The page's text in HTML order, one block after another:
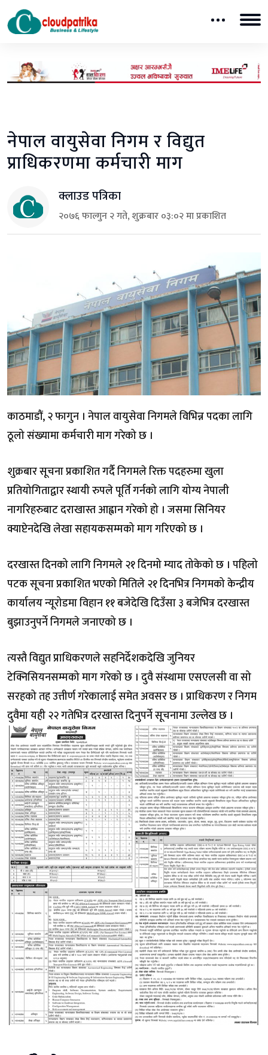
नेपाल वायुसेवा निगम र विद्युत
प्राधिकरणमा कर्मचारी माग
क्लाउड पत्रिका
२०७६ फाल्गुन २ गते, शुक्रबार ०३:०२ मा प्रकाशित
काठमाडौं, २ फागुन । नेपाल वायुसेवा निगमले विभिन्न पदका लागि
ठूलो संख्यामा कर्मचारी माग गरेको छ ।
शुक्रबार सूचना प्रकाशित गर्दै निगमले रिक्त पदहरुमा खुला
प्रतियोगिताद्वार स्थायी रुपले पूर्ति गर्नको लागि योग्य नेपाली
नागरिहरुबाट दराखास्त आह्वान गरेको हो । जसमा सिनियर
क्याप्टेनदेखि लेखा सहायकसम्मको माग गरिएको छ ।
दरखास्त दिनको लागि निगमले २१ दिनमो म्याद तोकेको छ । पहिलो
पटक सूचना प्रकाशित भएको मितिले २१ दिनभित्र निगमको केन्द्रीय
कार्यालय न्यूरोडमा विहान ११ बजेदेखि दिउँसा ३ बजेभित्र दरखास्त
बुझाउनुपर्ने निगमले जनाएको छ ।
त्यस्तै विद्युत प्राधिकरणले सहनिर्देशकदेखि जुनियर
टेक्निसियनसम्मको माग गरेको छ । दुवै संस्थामा एसएलसी वा सो
सरहको तह उत्तीर्ण गरेकालाई समेत अवसर छ । प्राधिकरण र निगम
दुवैमा यही २२ गतेभित्र दरखास्त दिनुपर्ने सूचनामा उल्लेख छ ।